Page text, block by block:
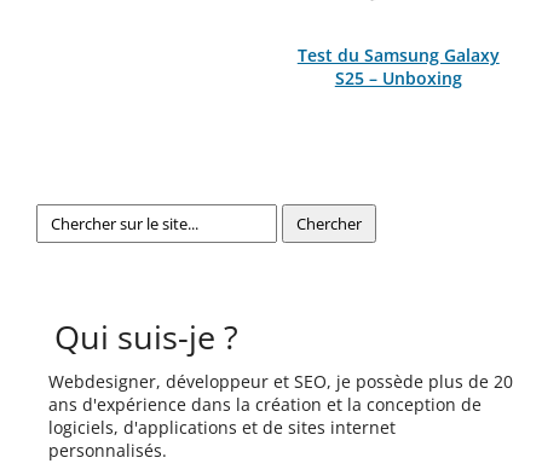
Test du Samsung Galaxy
S25 – Unboxing
Qui suis-je ?
Webdesigner, développeur et SEO, je possède plus de 20
ans d'expérience dans la création et la conception de
logiciels, d'applications et de sites internet
personnalisés.